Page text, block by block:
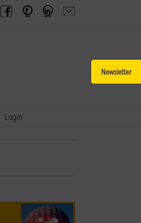
BPW
Austria
Offenes
Frauennetzwerk
BPW
Gruppe
Anfrage
schicken
Login
Sliding